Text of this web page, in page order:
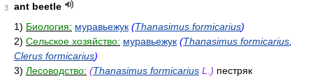
3
ant beetle
1) Биология: муравьежук (Thanasimus formicarius)
2) Сельское хозяйство: муравьежук (Thanasimus formicarius
Clerus formicarius)
3) Лесоводство: (Thanasimus formicarius L.) пестряк